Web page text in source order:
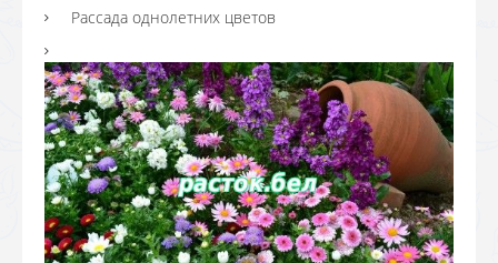
Рассада однолетних цветов